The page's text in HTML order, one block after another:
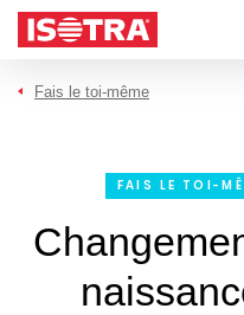
Passer au contenu
Fais le toi-même
FAIS LE TOI-